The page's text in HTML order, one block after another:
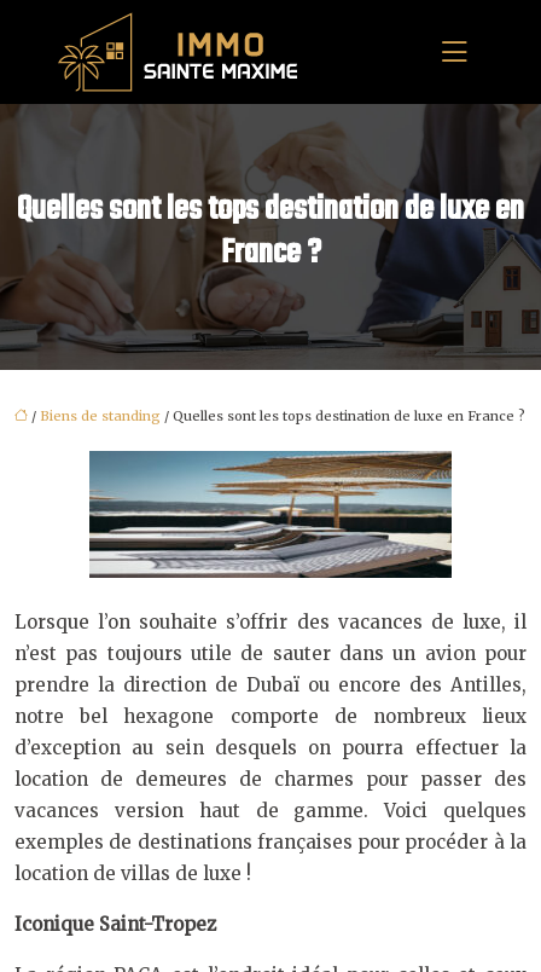
Quelles sont les tops destination de luxe en
France ?
/ Biens de standing / Quelles sont les tops destination de luxe en France ?
Lorsque l’on souhaite s’offrir des vacances de luxe, il
n’est pas toujours utile de sauter dans un avion pour
prendre la direction de Dubaï ou encore des Antilles,
notre bel hexagone comporte de nombreux lieux
d’exception au sein desquels on pourra effectuer la
location de demeures de charmes pour passer des
vacances version haut de gamme. Voici quelques
exemples de destinations françaises pour procéder à la
location de villas de luxe !
Iconique Saint-Tropez